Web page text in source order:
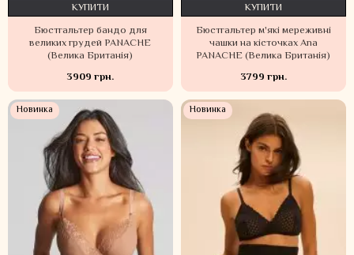
Бюстгальтер бандо для
великих грудей PANACHE
(Велика Британія)
3909 грн.
КУПИТИ
Бюстгальтер м'які мереживні
чашки на кісточках Ana
PANACHE (Велика Британія)
3799 грн.
КУПИТИ
Новинка Новинка